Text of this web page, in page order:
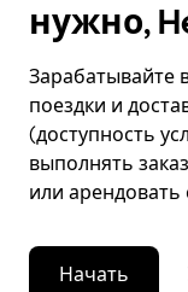
нужно,
Зарабатывайте
поездки и
(доступность
выполнять
или арендовать
Начать